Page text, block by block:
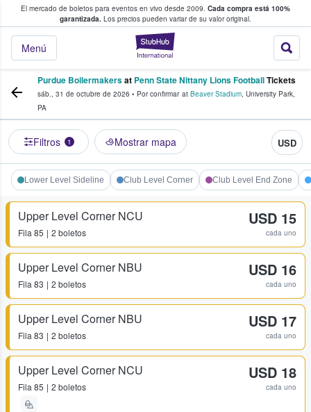
El mercado de boletos para eventos en vivo desde 2009. Cada compra está 100%
garantizada. Los precios pueden variar de su valor original.
StubHub: donde
Menú
fans compran y venden boletos
Purdue Boilermakersat Penn State Nittany Lions FootballTickets
sáb., 31 de octubre de 2026 • Por confirmar at Beaver Stadium, University Park,
PA
Filtros 1 Mostrar mapa USD
Lower Level Sideline Club Level Corner Club Level End Zone
Upper Level Corner NCU
Fila 85 2 boletos
USD 15
cada uno
Upper Level Corner NBU
Fila 83 2 boletos
USD 16
cada uno
Upper Level Corner NBU
Fila 83 2 boletos
USD 17
cada uno
Upper Level Corner NCU
Fila 85 2 boletos
USD 18
cada uno